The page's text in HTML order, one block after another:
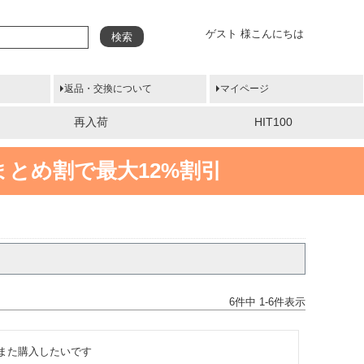
ゲスト 様こんにちは
検索
返品・交換について マイページ
再入荷 HIT100
め割で最大12%割引
6件中 1 -6件表示
た購入したいです